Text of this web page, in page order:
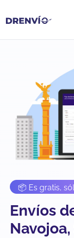
📦 Es gratis,
Envíos